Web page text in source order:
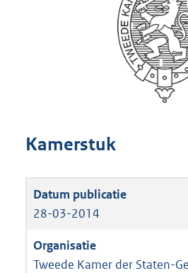
Kamerstuk
28-03-2014
Tweede Kamer der Staten-